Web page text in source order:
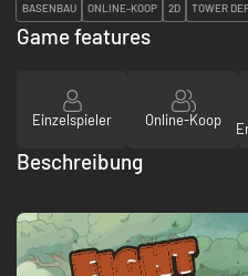
BASENBAU ONLINE-KOOP 2D TOWER
Game features
Einzelspieler Online-Koop
Beschreibung